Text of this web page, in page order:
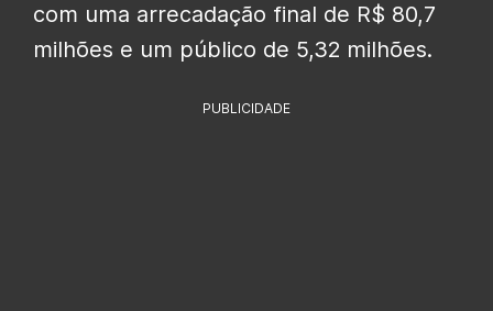
com uma arrecadação final de R$ 80,7
milhões e um público de 5,32 milhões.
PUBLICIDADE